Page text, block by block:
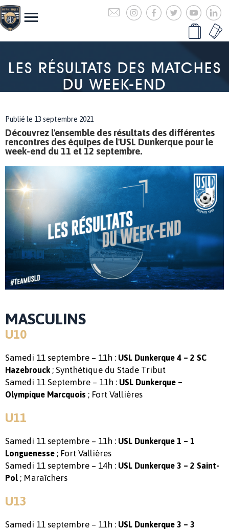
LES RÉSULTATS DES MATCHES
DU WEEK-END
Publié le 13 septembre 2021
Découvrez l'ensemble des résultats des différentes
rencontres des équipes de l'USL Dunkerque pour le
week-end du 11 et 12 septembre.
MASCULINS
U10
Samedi 11 septembre – 11h : USL Dunkerque 4 – 2 SC
Hazebrouck ; Synthétique du Stade Tribut
Samedi 11 Septembre – 11h : USL Dunkerque –
Olympique Marcquois ; Fort Vallières
U11
Samedi 11 septembre – 11h : USL Dunkerque 1 – 1
Longuenesse ; Fort Vallières
Samedi 11 septembre – 14h : USL Dunkerque 3 – 2 Saint-
Pol ; Maraîchers
U13
Samedi 11 septembre – 11h : USL Dunkerque 3 – 3